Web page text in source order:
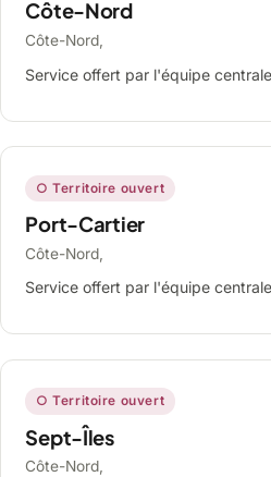
Côte-Nord
Côte-Nord,
Service offert par l'équipe
○ Territoire ouvert
Port-Cartier
Côte-Nord,
Service offert par l'équipe
○ Territoire ouvert
Sept-Îles
Côte-Nord,